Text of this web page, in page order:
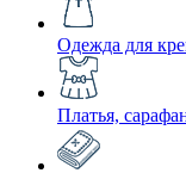
Одежда для
Платья,